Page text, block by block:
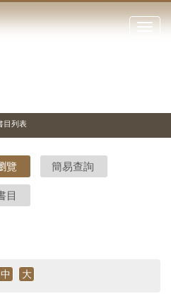
點
閉
站
停、
圖
圖
結
目列表
覽 簡易查詢
目
中 大